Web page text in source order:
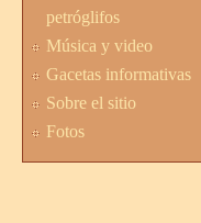
petróglifos
Música y video
Gacetas informativas
Sobre el sitio
Fotos